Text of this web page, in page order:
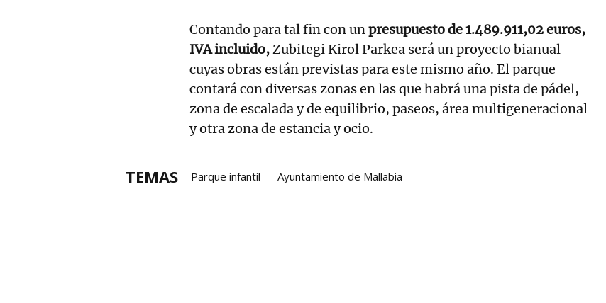
Contando para tal fin con unpresupuesto de 1.489.911,02 euros,
IVA incluido,Zubitegi Kirol Parkea será un proyecto bianual
cuyas obras están previstas para este mismo año. El parque
contará con diversas zonas en las que habrá una pista de pádel,
zona de escalada y de equilibrio, paseos, área multigeneracional
y otra zona de estancia y ocio.
TEMAS Parque infantil Ayuntamiento de Mallabia